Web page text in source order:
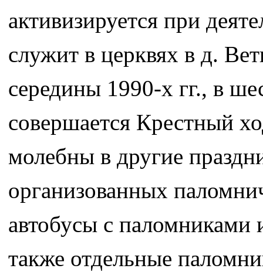
активизируется при
служит в церквях в д.
середины 1990-х гг., в
совершается Крестный
молебны в другие
организованных
автобусы с паломниками
также отдельные